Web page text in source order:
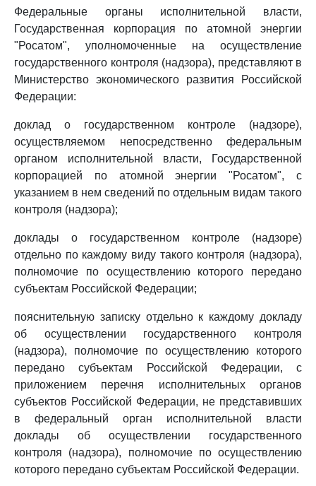
Федеральные органы исполнительной власти,
Государственная корпорация по атомной энергии
"Росатом", уполномоченные на осуществление
государственного контроля (надзора), представляют в
Министерство экономического развития Российской
Федерации:
доклад о государственном контроле (надзоре),
осуществляемом непосредственно федеральным
органом исполнительной власти, Государственной
корпорацией по атомной энергии "Росатом", с
указанием в нем сведений по отдельным видам такого
контроля (надзора);
доклады о государственном контроле (надзоре)
отдельно по каждому виду такого контроля (надзора),
полномочие по осуществлению которого передано
субъектам Российской Федерации;
пояснительную записку отдельно к каждому докладу
об осуществлении государственного контроля
(надзора), полномочие по осуществлению которого
передано субъектам Российской Федерации, с
приложением перечня исполнительных органов
субъектов Российской Федерации, не представивших
в федеральный орган исполнительной власти
доклады об осуществлении государственного
контроля (надзора), полномочие по осуществлению
которого передано субъектам Российской Федерации.